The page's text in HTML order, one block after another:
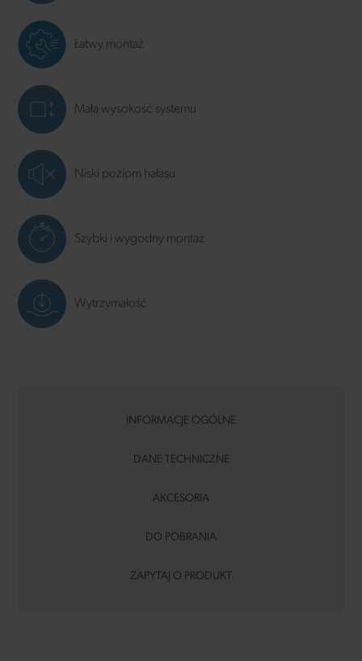
Łatwy montaż
Mała wysokość systemu
Niski poziom hałasu
Szybki i wygodny montaż
Wytrzymałość
INFORMACJE OGÓLNE
DANE TECHNICZNE
AKCESORIA
DO POBRANIA
ZAPYTAJ O PRODUKT